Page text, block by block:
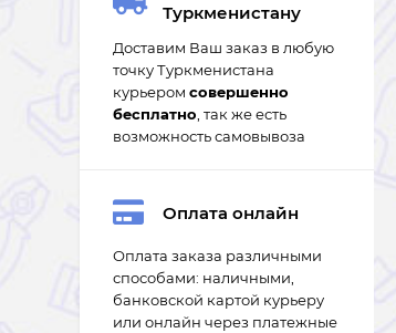
Туркменистану
Доставим Ваш заказ в любую
точку Туркменистана
курьером совершенно
бесплатно , так же есть
возможность самовывоза
Оплата онлайн
Оплата заказа различными
способами: наличными,
банковской картой курьеру
или онлайн через платежные